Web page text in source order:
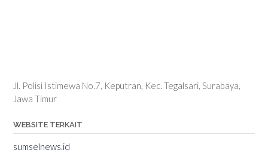
Jl. Polisi Istimewa No.7, Keputran, Kec. Tegalsari, Surabaya,
Jawa Timur
WEBSITE TERKAIT
sumselnews.id